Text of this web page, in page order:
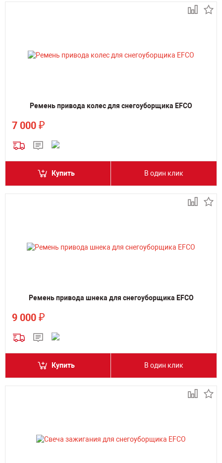
Ремень привода колес для снегоуборщика EFCO
7 000 ₽
Купить В один клик
Ремень привода шнека для снегоуборщика EFCO
9 000 ₽
Купить В один клик